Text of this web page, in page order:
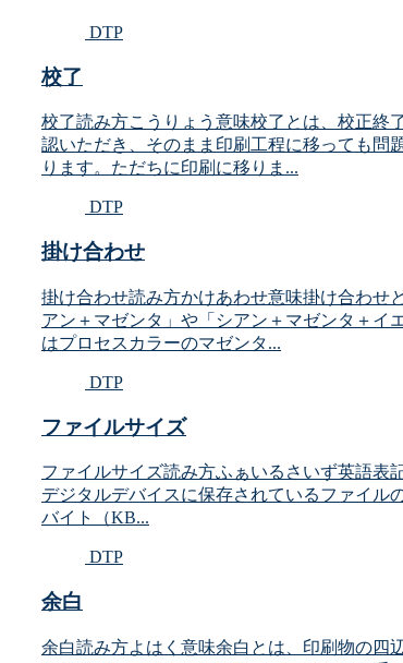
DTP
校了
校了読み方こうりょう意味校了とは、校正終
認いただき、そのまま印刷工程に移っても問
ります。ただちに印刷に移りま...
DTP
掛け合わせ
掛け合わせ読み方かけあわせ意味掛け合わせ
アン＋マゼンタ」や「シアン＋マゼンタ＋イ
はプロセスカラーのマゼンタ...
DTP
ファイルサイズ
ファイルサイズ読み方ふぁいるさいず英語
デジタルデバイスに保存されているファイル
バイト（KB...
DTP
余白
余白読み方よはく意味余白とは、印刷物の四